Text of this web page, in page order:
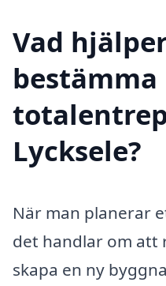
Vad
Lycksele?
När man planerar
det handlar om att
skapa en ny